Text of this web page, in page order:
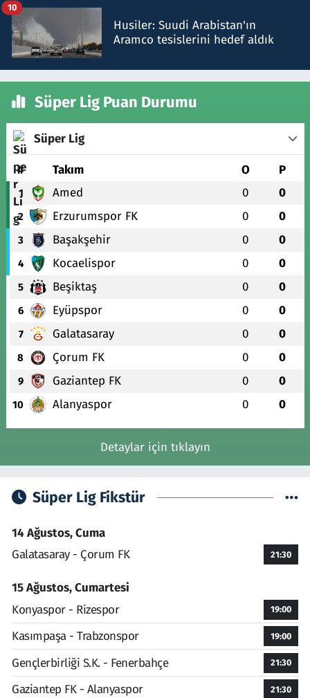
Husiler: Suudi Arabistan'ın
Aramco tesislerini hedef aldık
10
Süper Lig Puan Durumu
Süper Lig
# Takım O P
1 Amed 0 0
2 Erzurumspor FK 0 0
3 Başakşehir 0 0
4 Kocaelispor 0 0
5 Beşiktaş 0 0
6 Eyüpspor 0 0
7 Galatasaray 0 0
8 Çorum FK 0 0
9 Gaziantep FK 0 0
10 Alanyaspor 0 0
Detaylar için tıklayın
Süper Lig Fikstür
14 Ağustos, Cuma
Galatasaray - Çorum FK
21:30
15 Ağustos, Cumartesi
Konyaspor - Rizespor
19:00
Kasımpaşa - Trabzonspor 19:00
Gençlerbirliği S.K. - Fenerbahçe 21:30
Gaziantep FK - Alanyaspor 21:30